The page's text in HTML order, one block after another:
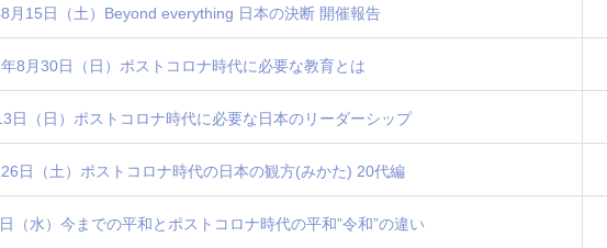
15日（土）Beyond everything 日本の決断 開催報告
8月30日（日）ポストコロナ時代に必要な教育とは
（日）ポストコロナ時代に必要な日本のリーダーシップ
日（土）ポストコロナ時代の日本の観方(みかた) 20代編
水）今までの平和とポストコロナ時代の平和”令和”の違い